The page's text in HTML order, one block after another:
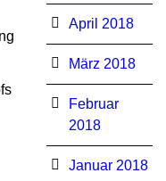
April 2018
März 2018
Februar
2018
Januar 2018